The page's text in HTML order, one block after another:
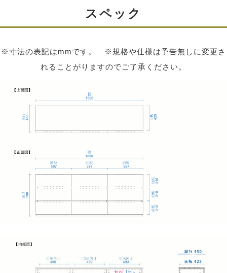
収納力ある引き出し
桐無垢材を使用していますので、虫が付きにくく、湿度
の調整もします。
また底板も厚く頑丈な作りで製作されているので、大事
な物を長く保管できます。
一箇所から変更が可能で、以下の追加料金が必要となり
・広い引き出し（正面左側の引き出し）
一枚：3,000円（加工代込）
・狭い引き出し（正面右側の引き出し）
一枚：2,000円（加工代込）
スペック
※寸法の表記はmmです。 ※規格や仕様は予告無しに変更さ
れることがりますのでご了承ください。